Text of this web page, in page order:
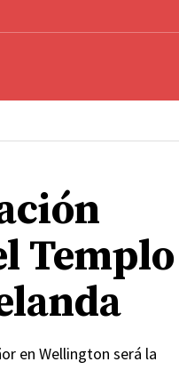
Templo
en Wellington será la